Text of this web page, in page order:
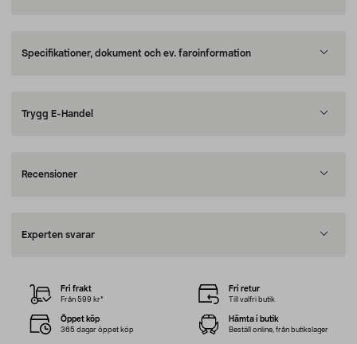
Specifikationer, dokument och ev. faroinformation
Trygg E-Handel
Recensioner
Experten svarar
Fri frakt
Från 599 kr*
Fri retur
Till valfri butik
Öppet köp
365 dagar öppet köp
Hämta i butik
Beställ online, från butikslager